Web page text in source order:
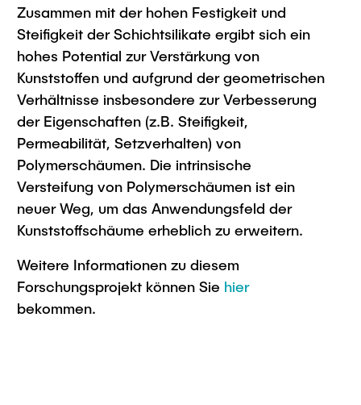
Zusammen mit der hohen Festigkeit und
Steifigkeit der Schichtsilikate ergibt sich ein
hohes Potential zur Verstärkung von
Kunststoffen und aufgrund der geometrischen
Verhältnisse insbesondere zur Verbesserung
der Eigenschaften (z.B. Steifigkeit,
Permeabilität, Setzverhalten) von
Polymerschäumen. Die intrinsische
Versteifung von Polymerschäumen ist ein
neuer Weg, um das Anwendungsfeld der
Kunststoffschäume erheblich zu erweitern.
Weitere Informationen zu diesem
Forschungsprojekt können Sie hier
bekommen.